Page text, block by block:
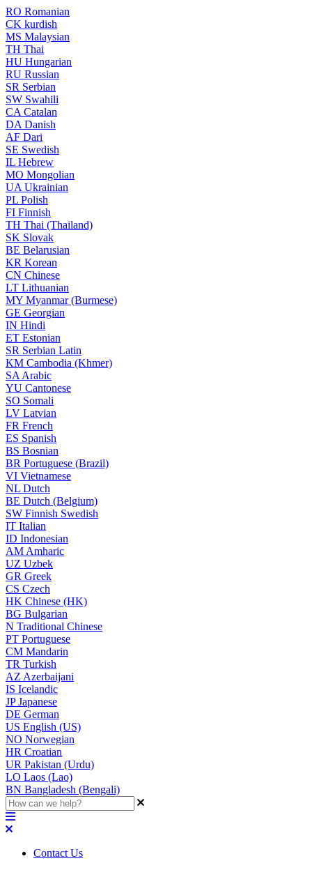
RO Romanian
CK kurdish
MS Malaysian
TH Thai
HU Hungarian
RU Russian
SR Serbian
SW Swahili
CA Catalan
DA Danish
AF Dari
SE Swedish
IL Hebrew
MO Mongolian
UA Ukrainian
PL Polish
FI Finnish
TH Thai (Thailand)
SK Slovak
BE Belarusian
KR Korean
CN Chinese
LT Lithuanian
MY Myanmar (Burmese)
GE Georgian
IN Hindi
ET Estonian
SR Serbian Latin
KM Cambodia (Khmer)
SA Arabic
YU Cantonese
SO Somali
LV Latvian
FR French
ES Spanish
BS Bosnian
BR Portuguese (Brazil)
VI Vietnamese
NL Dutch
BE Dutch (Belgium)
SW Finnish Swedish
IT Italian
ID Indonesian
AM Amharic
UZ Uzbek
GR Greek
CS Czech
HK Chinese (HK)
BG Bulgarian
N Traditional Chinese
PT Portuguese
CM Mandarin
TR Turkish
AZ Azerbaijani
IS Icelandic
JPJapanese
DE German
US English (US)
NO Norwegian
HR Croatian
UR Pakistan (Urdu)
LO Laos (Lao)
BN Bangladesh (Bengali)
Contact Us